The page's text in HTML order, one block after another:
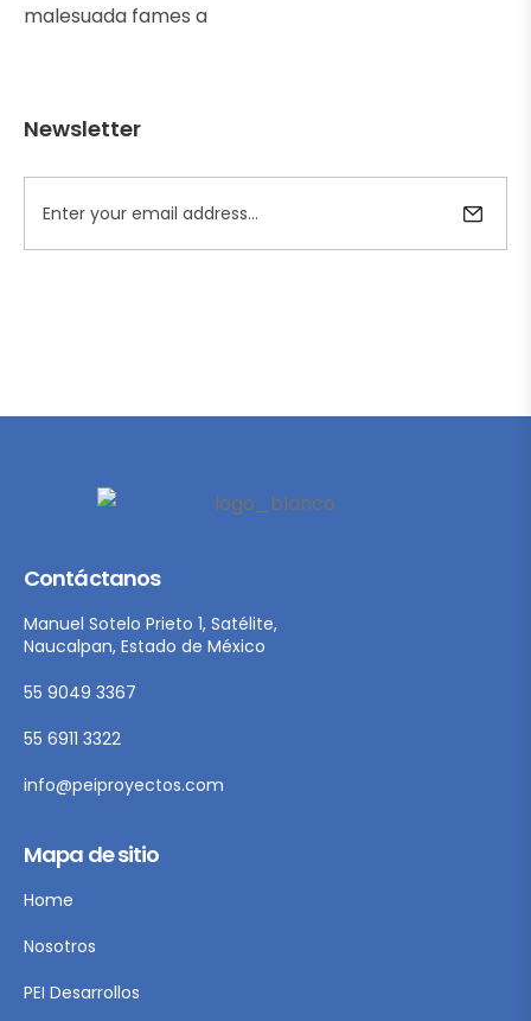
malesuada fames a
Newsletter
Contáctanos
Manuel Sotelo Prieto 1, Satélite,
Naucalpan, Estado de México
55 9049 3367
55 6911 3322
info@peiproyectos.com
Mapa de sitio
Home
Nosotros
PEI Desarrollos